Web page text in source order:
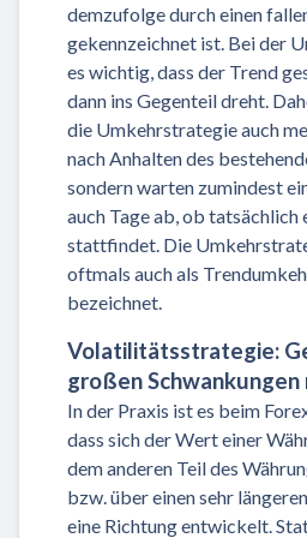
demzufolge durch einen
gekennzeichnet ist. Bei der
es wichtig, dass der Trend
dann ins Gegenteil dreht.
die Umkehrstrategie auch
nach Anhalten des
sondern warten zumindest
auch Tage ab, ob tatsächlich
stattfindet. Die
oftmals auch als
bezeichnet.
Volatilitätsstrategie:
großen Schwankungen
In der Praxis ist es beim
dass sich der Wert einer
dem anderen Teil des
bzw. über einen sehr
eine Richtung entwickelt.